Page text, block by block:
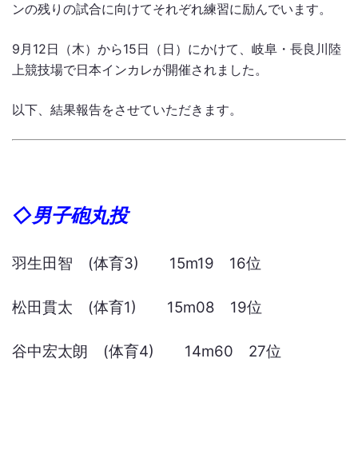
ンの残りの試合に向けてそれぞれ練習に励んでいます。
9月12日（木）から15日（日）にかけて、岐阜・長良川陸
上競技場で日本インカレが開催されました。
以下、結果報告をさせていただきます。
◇男子砲丸投
羽生田智 (体育3) 15m19 16位
松田貫太 (体育1) 15m08 19位
谷中宏太朗 (体育4) 14m60 27位